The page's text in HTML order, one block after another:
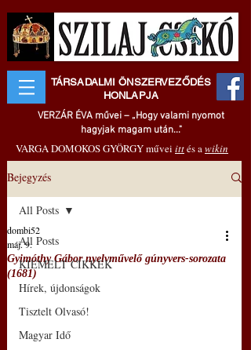
TÁRSADALMI ÖNSZERVEZŐDÉS
HONLAPJA
VERZÁR ÉVA művei – „Hogy valami nyomot
hagyjak magam után..."
VARGA DOMOKOS GYÖRGY művei ittés awikin
Bejegyzés
All Posts
KIEMELT CIKKEK
Hírek, újdonságok
Tisztelt Olvasó!
Magyar Idő
All Posts
Gyimóthy Gábor nyelvművelő gúnyvers-sorozata
(1681)
dombi52
máj. 9.